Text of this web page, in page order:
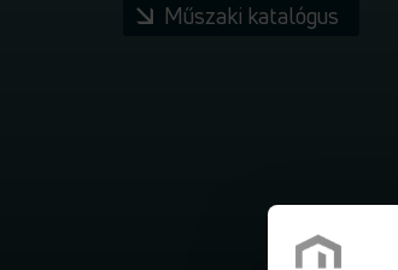
Műszaki katalógus